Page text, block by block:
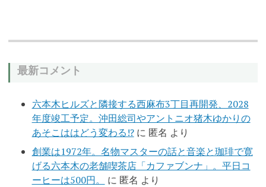
最新コメント
六本木ヒルズと隣接する西麻布3丁目再開発、2028
年度竣工予定。沖田総司やアントニオ猪木ゆかりの
あそこははどう変わる!?に 匿名 より
創業は1972年。名物マスターの話と音楽と珈琲で寛
げる六本木の老舗喫茶店「カファブンナ」。平日コ
ーヒーは500円。
に 匿名 より